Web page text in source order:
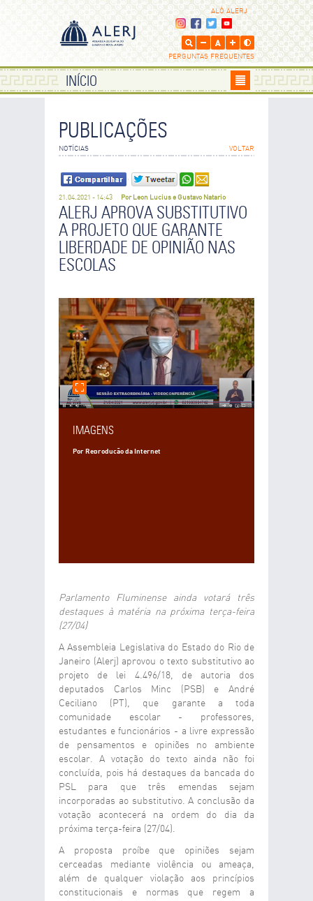
ALÔ ALERJ
PERGUNTAS FREQUENTES
INÍCIO
PUBLICAÇÕES
NOTÍCIAS VOLTAR
21.04.2021 - 14:43 Por Leon Lucius e Gustavo Natario
ALERJ APROVA SUBSTITUTIVO
A PROJETO QUE GARANTE
LIBERDADE DE OPINIÃO NAS
ESCOLAS
IMAGENS
Por Reprodução da Internet
Parlamento Fluminense ainda votará três
destaques à matéria na próxima terça-feira
(27/04)
A Assembleia Legislativa do Estado do Rio de
Janeiro (Alerj) aprovou o texto substitutivo ao
projeto de lei 4.496/18, de autoria dos
deputados Carlos Minc (PSB) e André
Ceciliano (PT), que garante a toda
comunidade escolar - professores,
estudantes e funcionários - a livre expressão
de pensamentos e opiniões no ambiente
escolar. A votação do texto ainda não foi
concluída, pois há destaques da bancada do
PSL para que três emendas sejam
incorporadas ao substitutivo. A conclusão da
votação acontecerá na ordem do dia da
próxima terça-feira (27/04).
A proposta proíbe que opiniões sejam
cerceadas mediante violência ou ameaça,
além de qualquer violação aos princípios
constitucionais e normas que regem a
ENVIE POR E-MAIL
Os campos que contém são de preenchimento obrigatório.
SEU NOME
SEU E-MAIL
E-MAIL DO DESTINATÁRIO
DESEJA RECEBER UMA CÓPIA DA MENSAGEM?
NÃO
SEU COMENTÁRIO